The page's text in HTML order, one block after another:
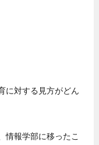
に対する見方がどん
情報学部に移ったこ